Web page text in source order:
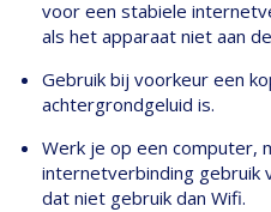
voor een stabiele
als het apparaat niet aan
Gebruik bij voorkeur een
achtergrondgeluid is.
Werk je op een computer,
internetverbinding gebruik
dat niet gebruik dan Wifi.